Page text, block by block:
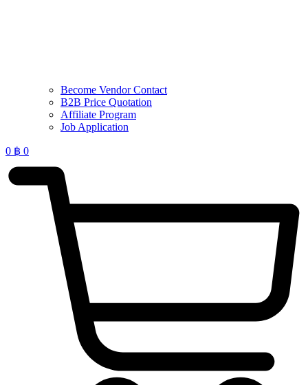
Become Vendor Contact
B2B Price Quotation
Affiliate Program
Job Application
0 ฿ 0